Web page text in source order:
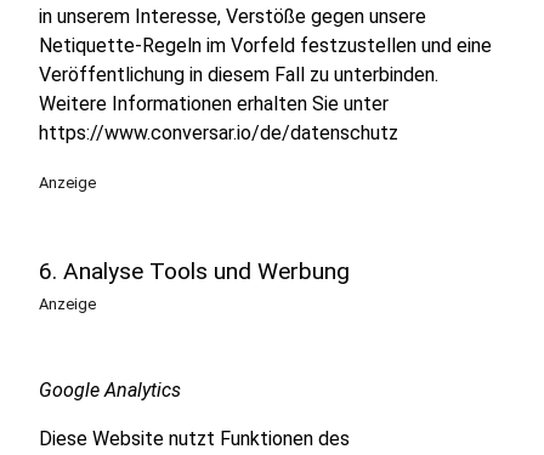
in unserem Interesse, Verstöße gegen unsere
Netiquette-Regeln im Vorfeld festzustellen und eine
Veröffentlichung in diesem Fall zu unterbinden.
Weitere Informationen erhalten Sie unter
https://www.conversar.io/de/datenschutz
Anzeige
6. Analyse Tools und Werbung
Anzeige
Google Analytics
Diese Website nutzt Funktionen des